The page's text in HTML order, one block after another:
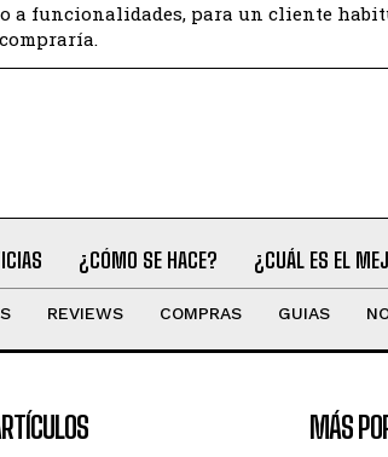
a funcionalidades, para un cliente
¿CÓMO SE HACE? ¿CUÁL ES EL
REVIEWS COMPRAS GUIAS
MÁS